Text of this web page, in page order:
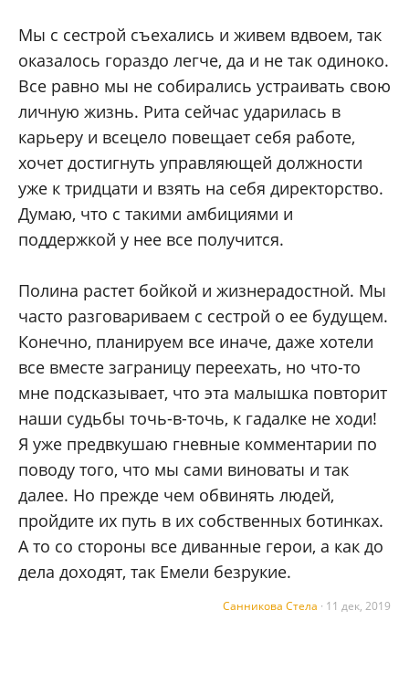
Мы с сестрой съехались и живем вдвоем, так
оказалось гораздо легче, да и не так одиноко.
Все равно мы не собирались устраивать свою
личную жизнь. Рита сейчас ударилась в
карьеру и всецело повещает себя работе,
хочет достигнуть управляющей должности
уже к тридцати и взять на себя директорство.
Думаю, что с такими амбициями и
поддержкой у нее все получится.
Полина растет бойкой и жизнерадостной. Мы
часто разговариваем с сестрой о ее будущем.
Конечно, планируем все иначе, даже хотели
все вместе заграницу переехать, но что-то
мне подсказывает, что эта малышка повторит
наши судьбы точь-в-точь, к гадалке не ходи!
Я уже предвкушаю гневные комментарии по
поводу того, что мы сами виноваты и так
далее. Но прежде чем обвинять людей,
пройдите их путь в их собственных ботинках.
А то со стороны все диванные герои, а как до
дела доходят, так Емели безрукие.
Санникова Стела · 11 дек, 2019